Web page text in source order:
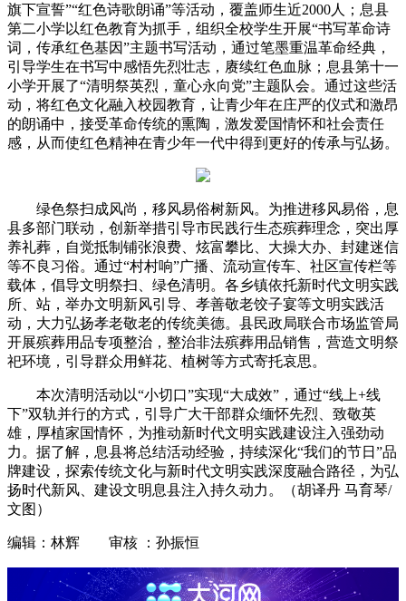
旗下宣誓”“红色诗歌朗诵”等活动，覆盖师生近2000人；息县
第二小学以红色教育为抓手，组织全校学生开展“书写革命诗
词，传承红色基因”主题书写活动，通过笔墨重温革命经典，
引导学生在书写中感悟先烈壮志，赓续红色血脉；息县第十一
小学开展了“清明祭英烈，童心永向党”主题队会。通过这些活
动，将红色文化融入校园教育，让青少年在庄严的仪式和激昂
的朗诵中，接受革命传统的熏陶，激发爱国情怀和社会责任
感，从而使红色精神在青少年一代中得到更好的传承与弘扬。
绿色祭扫成风尚，移风易俗树新风。为推进移风易俗，息
县多部门联动，创新举措引导市民践行生态殡葬理念，突出厚
养礼葬，自觉抵制铺张浪费、炫富攀比、大操大办、封建迷信
等不良习俗。通过“村村响”广播、流动宣传车、社区宣传栏等
载体，倡导文明祭扫、绿色清明。各乡镇依托新时代文明实践
所、站，举办文明新风引导、孝善敬老饺子宴等文明实践活
动，大力弘扬孝老敬老的传统美德。县民政局联合市场监管局
开展殡葬用品专项整治，整治非法殡葬用品销售，营造文明祭
祀环境，引导群众用鲜花、植树等方式寄托哀思。
本次清明活动以“小切口”实现“大成效”，通过“线上+线
下”双轨并行的方式，引导广大干部群众缅怀先烈、致敬英
雄，厚植家国情怀，为推动新时代文明实践建设注入强劲动
力。据了解，息县将总结活动经验，持续深化“我们的节日”品
牌建设，探索传统文化与新时代文明实践深度融合路径，为弘
扬时代新风、建设文明息县注入持久动力。（胡译丹 马育琴/
文图）
编辑：林辉 审核 ：孙振恒